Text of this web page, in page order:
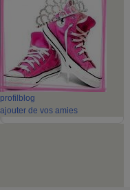
profil blog
ajouter de vos amies